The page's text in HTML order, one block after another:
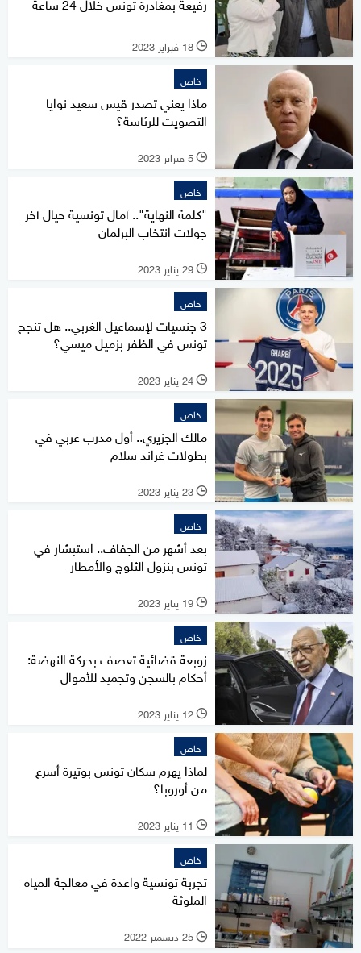
l 18 فبراير 2023
خاص
ماذا يعني تصدر قيس سعيد نوايا
التصويت للرئاسة؟
l 5 فبراير 2023
خاص
"كلمة النهاية".. آمال تونسية حيال آخر
جولات انتخاب البرلمان
l 29 يناير 2023
خاص
3 جنسيات لإسماعيل الغربي.. هل تنجح
تونس في الظفر بزميل ميسي؟
l 24 يناير 2023
خاص
مالك الجزيري.. أول مدرب عربي في
بطولات غراند سلام
l 23 يناير 2023
خاص
بعد أشهر من الجفاف.. استبشار في
تونس بنزول الثلوج والأمطار
l 19 يناير 2023
خاص
زوبعة قضائية تعصف بحركة النهضة:
أحكام بالسجن وتجميد للأموال
l 12 يناير 2023
خاص
لماذا يهرم سكان تونس بوتيرة أسرع
من أوروبا؟
l 11 يناير 2023
خاص
تجربة تونسية واعدة في معالجة المياه
الملوثة
l 25 ديسمبر 2022